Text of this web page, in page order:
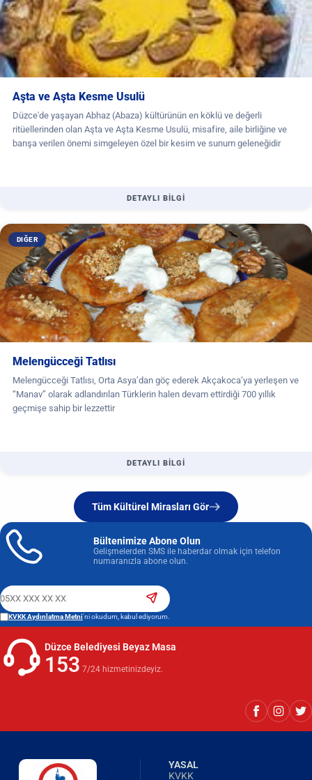
Aşta ve Aşta Kesme Usulü
Düzce'de yaşayan Abhaz (Abaza) kültürünün en köklü ve değerli
ritüellerinden olan Aşta ve Aşta Kesme Usulü, misafire, aile birliğine ve
barışa verilen önemi simgeleyen özel bir kesim ve sunum geleneğidir
DETAYLI BİLGİ
DIĞER
Melengücceği Tatlısı
Melengücceği Tatlısı, Orta Asya’dan göç ederek Akçakoca’ya yerleşen ve
“Manav” olarak adlandırılan Türklerin halen devam ettirdiği 700 yıllık
geçmişe sahip bir lezzettir
DETAYLI BİLGİ
Tüm Kültürel Mirasları Gör
Bültenimize Abone Olun
Gelişmelerden SMS ile haberdar olmak için telefon
numaranızla abone olun.
KVKK Aydınlatma Metni'ni okudum, kabul ediyorum.
Düzce Belediyesi Beyaz Masa
153 7/24 hizmetinizdeyiz.
YASAL
KVKK